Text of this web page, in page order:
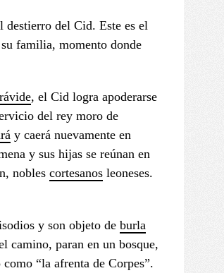
destierro del Cid. Este es el
familia, momento donde
, el Cid logra apoderarse
del rey moro de
y caerá nuevamente en
y sus hijas se reúnan en
nobles cortesanos leoneses.
y son objeto de burla
camino, paran en un bosque,
“la afrenta de Corpes”.